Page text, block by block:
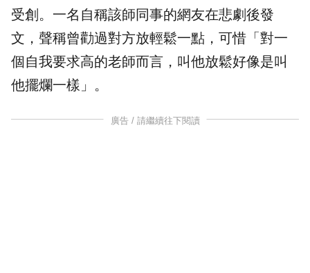
受創。一名自稱該師同事的網友在悲劇後發
文，聲稱曾勸過對方放輕鬆一點，可惜「對一
個自我要求高的老師而言，叫他放鬆好像是叫
他擺爛一樣」。
廣告 / 請繼續往下閱讀